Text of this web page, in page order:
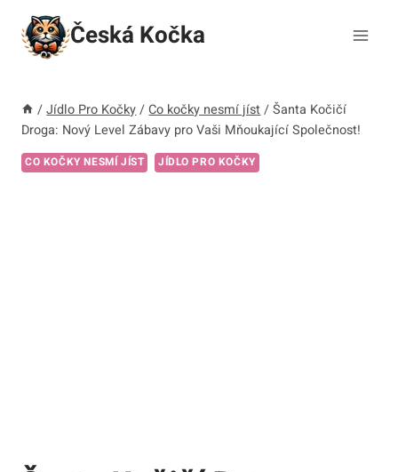
Přeskočit
obsah
Česká Kočka
/ Jídlo Pro Kočky / Co kočky nesmí jíst / Šanta Kočičí
Droga: Nový Level Zábavy pro Vaši Mňoukající Společnost!
CO KOČKY NESMÍ JÍST JÍDLO PRO KOČKY